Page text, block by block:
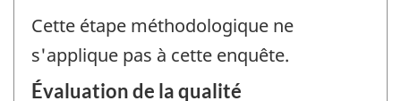
Cette étape méthodologique ne
s'applique pas à cette enquête.
Évaluation de la qualité